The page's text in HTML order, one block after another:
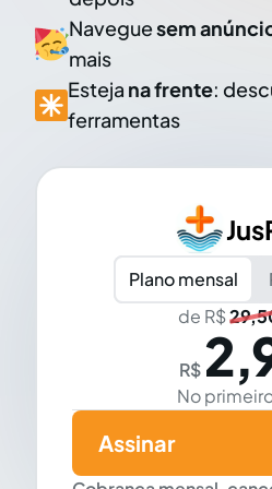
Naveguesem
mais
Esteja na frente:
ferramentas
Plano mensal
de R$
R$
No
Assinar